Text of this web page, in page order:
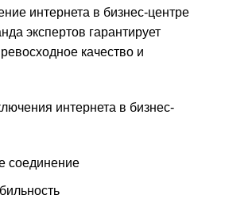
интернета в бизнес-центре
экспертов гарантирует
качество и
интернета в бизнес-
соединение